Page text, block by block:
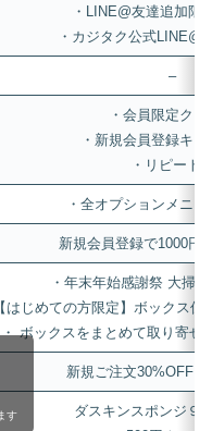
・LINE@友達追加限
・カジタク公式LINE@
–
・会員限定クー
・新規会員登録キ
・リピート
・全オプションメニ
新規会員登録で1000円
・年末年始感謝祭 大掃
はじめての方限定】ボックス
・ ボックスをまとめて取り寄せ
新規ご注文30%OFFキ
ダスキンスポンジ９
す